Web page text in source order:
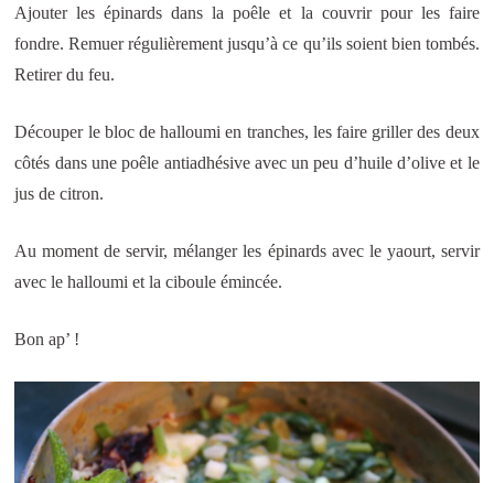
Ajouter les épinards dans la poêle et la couvrir pour les faire
fondre. Remuer régulièrement jusqu’à ce qu’ils soient bien tombés.
Retirer du feu.
Découper le bloc de halloumi en tranches, les faire griller des deux
côtés dans une poêle antiadhésive avec un peu d’huile d’olive et le
jus de citron.
Au moment de servir, mélanger les épinards avec le yaourt, servir
avec le halloumi et la ciboule émincée.
Bon ap’ !